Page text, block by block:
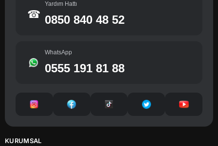
☎
Yardım Hattı
0850 840 48 52
WhatsApp
0555 191 81 88
KURUMSAL